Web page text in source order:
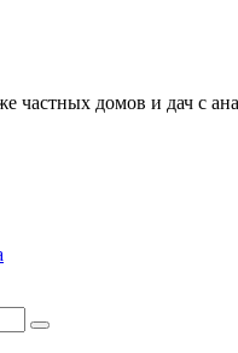
частных домов и дач с